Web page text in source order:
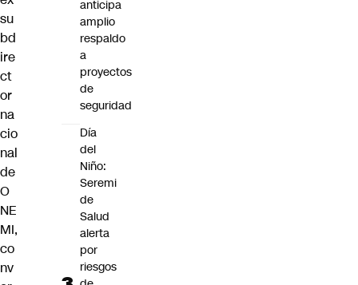
su
bd
ire
ct
or
na
cio
nal
de
O
NE
MI,
co
nv
anticipa
amplio
respaldo
a
proyectos
de
seguridad
Día
del
Niño:
Seremi
de
Salud
alerta
por
riesgos